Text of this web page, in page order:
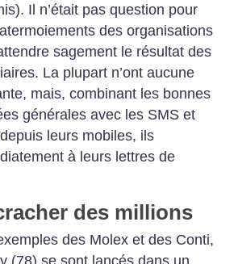
Il n’était pas question pour
des organisations
sagement le résultat des
La plupart n’ont aucune
mais, combinant les bonnes
générales avec les SMS et
leurs mobiles, ils
à leurs lettres de
des millions
des Molex et des Conti,